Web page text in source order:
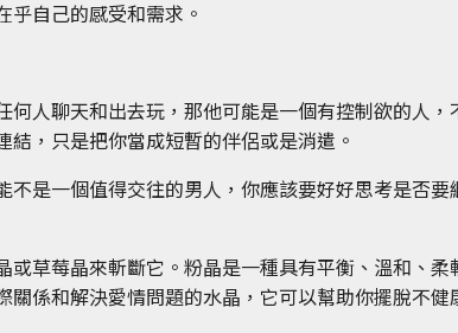
乎自己的感受和需求。
人聊天和出去玩，那他可能是一個有控制欲的人
，只是把你當成短暫的伴侶或是消遣。
是一個值得交往的男人，你應該要好好思考是否
草莓晶來斬斷它。粉晶是一種具有平衡、溫和、
係和解決愛情問題的水晶，它可以幫助你擺脫不